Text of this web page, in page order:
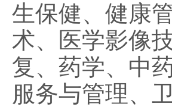
生保健、健康
术、医学影像
复、药学、中
服务与管理、